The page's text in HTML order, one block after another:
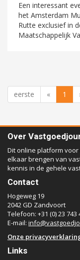
Een interessant
het Amsterdam
Rutte exclusief in
Maatschappelijk
eerste « 1
Over
Dit online platform
elkaar brengen van
kennis in de gehele
Contact
Hogeweg 19
2042 GD Zandvoort
Telefoon: +31 (0) 23 743
E-mail:
Onze
Links